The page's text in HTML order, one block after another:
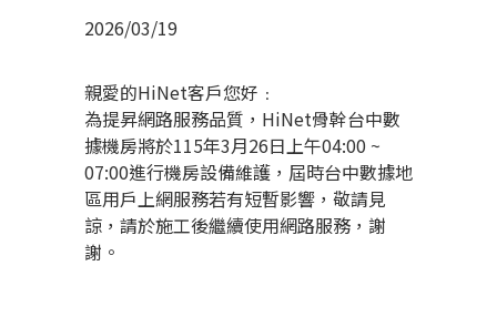
2026/03/19
親愛的HiNet客戶您好﹕
為提昇網路服務品質，HiNet骨幹台中數
據機房將於115年3月26日上午04:00 ~
07:00進行機房設備維護，屆時台中數據地
區用戶上網服務若有短暫影響，敬請見
諒，請於施工後繼續使用網路服務，謝
謝。